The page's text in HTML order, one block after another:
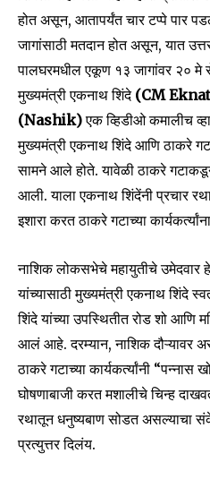
Join our
SUBSCRIBERS
conversation.
To subscribe, simply enter your
or click the subscribe button
your privacy and won't spam
safe with us.
होत असून, आतापर्यंत चार टप्पे पार
जागांसाठी मतदान होत असून, यात
पालघरमधील एकूण १३ जागांवर २० मे
मुख्यमंत्री एकनाथ शिंदे(CM
(Nashik)एक व्हिडीओ कमालीच
मुख्यमंत्री एकनाथ शिंदे आणि ठाकरे
सामने आले होते. यावेळी ठाकरे
आली. याला एकनाथ शिंदेंनी प्रचार
इशारा करत ठाकरे गटाच्या
नाशिक लोकसभेचे महायुतीचे उमेदवार
यांच्यासाठी मुख्यमंत्री एकनाथ शिंदे
शिंदे यांच्या उपस्थितीत रोड शो आणि
आलं आहे. दरम्यान, नाशिक दौऱ्यावर
ठाकरे गटाच्या कार्यकर्त्यांनी
घोषणाबाजी करत मशालीचे चिन्ह
रथातून धनुष्यबाण सोडत असल्याचा
प्रत्युत्तर दिलंय.